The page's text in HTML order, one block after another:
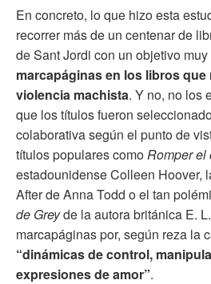
En concreto, lo que hizo esta
recorrer más de un centenar de
de Sant Jordi con un objetivo muy
marcapáginas en los libros que
violencia machista. Y no, no los
que los títulos fueron
colaborativa según el punto de
títulos populares comoRomper el
estadounidense Colleen Hoover,
After de Anna Todd o el tan
de Greyde la autora británica E.
marcapáginas por, según reza la
“dinámicas de control,
expresiones de amor”.